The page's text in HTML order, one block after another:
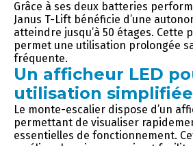
Grâce à ses deux batteries
Janus T-Lift bénéficie d’une
atteindre jusqu’à 50 étages. Cette
permet une utilisation prolongée
fréquente.
Un afficheur LED
utilisation simplifiée
Le monte-escalier dispose d’un
permettant de visualiser
essentielles de fonctionnement.